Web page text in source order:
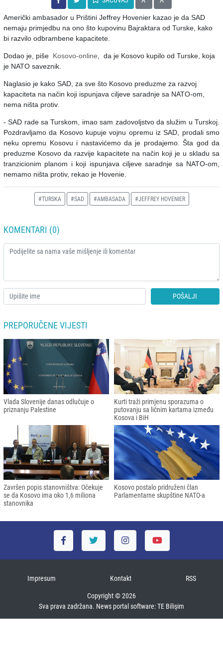
Američki ambasador u Prištini Jeffrey Hovenier kazao je da SAD
nemaju primjedbu na ono što kupovinu Bajraktara od Turske, kako
bi razvilo odbrambene kapacitete.
Dodao je, piše Kosovo-online , da je Kosovo kupilo od Turske, koja
je NATO saveznik.
Naglasio je kako SAD, za sve što Kosovo preduzme za razvoj
kapaciteta na način koji ispunjava ciljeve saradnje sa NATO-om,
nema ništa protiv.
- SAD rade sa Turskom, imao sam zadovoljstvo da služim u Turskoj.
Pozdravljamo da Kosovo kupuje vojnu opremu iz SAD, prodali smo
neku opremu Kosovu i nastavićemo da je prodajemo. Šta god da
preduzme Kosovo da razvije kapacitete na način koji je u skladu sa
tranzicionim planom i koji ispunjava ciljeve saradnje sa NATO-om,
nemamo ništa protiv, rekao je Hovenie.
#TURSKA #SAD #AMBASADA #JEFFREY HOVENIER
KOMENTARI (0)
POŠALJI
PREPORUČENE VIJESTI
Vlada Slovenije danas odlučuje o
priznanju Palestine
Kurti traži primjenu sporazuma o
putovanju sa ličnim kartama između
Kosova i BiH
Završen popis stanovništva: Očekuje
se da Kosovo ima oko 1,6 miliona
stanovnika
Kosovo postalo pridruženi član
Parlamentarne skupštine NATO-a
Impresum Kontakt RSS
Copyright © 2026
Sva prava zadržana. News portal software:TE Bilişim